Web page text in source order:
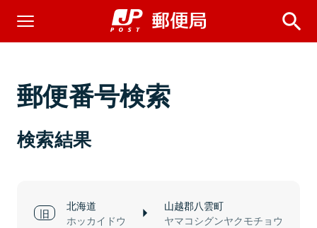
郵便番号検索
検索結果
北海道
ホッカイドウ
山越郡八雲町
ヤマコシグンヤクモチョウ